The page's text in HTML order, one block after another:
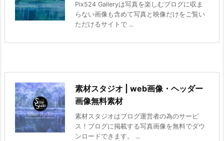
Pix524 Galleryは写真を楽しむブログに収ま
らない画像も含めて写真と映像だけをご覧い
ただけるサイトで ...
素材スタジオ | web画像・ヘッダー
画像無料素材
素材スタジオはブログ運営者の為のサービ
ス！ブログに掲載する写真画像を無料でダウ
ンロードできます。 ...